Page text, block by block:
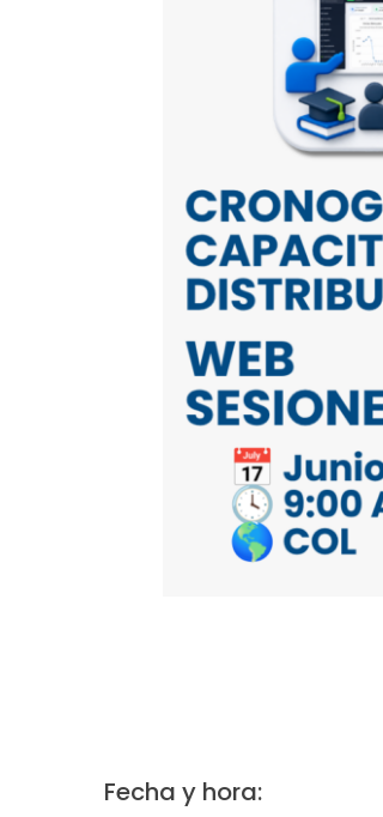
Fecha y hora: